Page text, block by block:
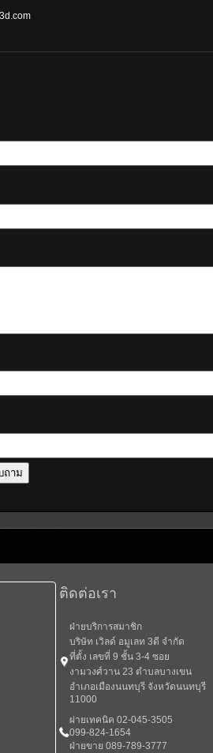
ติดต่อเรา
ฝ่ายบริการสมาชิก
บริษัท เวิลด์ อมูเลท 3ดี จำกัด
ที่ตั้ง เลขที่ 9 ชั้น 3-4 ซอย
งามวงศ์วาน 23 ตำบลบางเขน
อำเภอเมืองนนทบุรี จังหวัดนนทบุรี
11000
ผ่ายเทคนิค 02-045-3505
099-824-1654
ฝ่ายขาย 089-789-3777